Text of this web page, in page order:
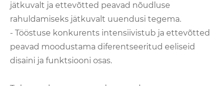
jätkuvalt ja ettevõtted peavad nõudluse
rahuldamiseks jätkuvalt uuendusi tegema.
- Tööstuse konkurents intensiivistub ja ettevõtted
peavad moodustama diferentseeritud eeliseid
disaini ja funktsiooni osas.